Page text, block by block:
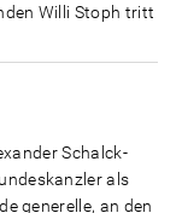
Willi Stoph tritt
Schalck-
als
generelle, an den